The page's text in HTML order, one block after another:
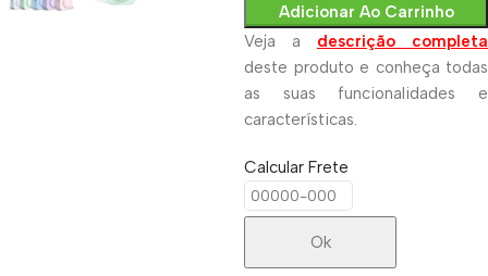
Adicionar Ao Carrinho
Veja a descrição completa
deste produto e conheça todas
as suas funcionalidades e
características.
Calcular Frete
Ok